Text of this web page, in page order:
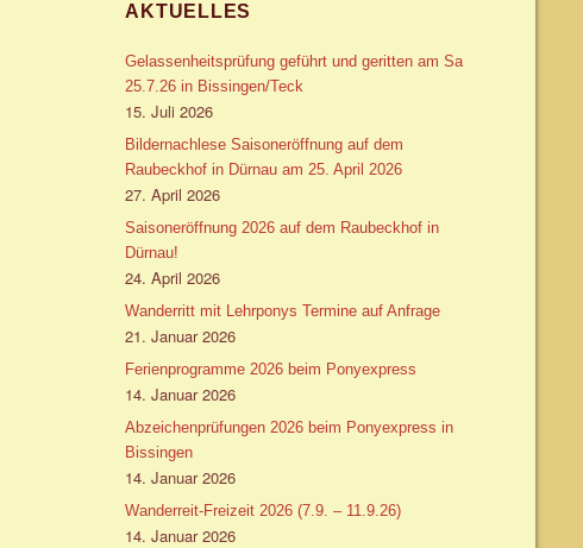
AKTUELLES
Gelassenheitsprüfung geführt und geritten am Sa
25.7.26 in Bissingen/Teck
15. Juli 2026
Bildernachlese Saisoneröffnung auf dem
Raubeckhof in Dürnau am 25. April 2026
27. April 2026
Saisoneröffnung 2026 auf dem Raubeckhof in
Dürnau!
24. April 2026
Wanderritt mit Lehrponys Termine auf Anfrage
21. Januar 2026
Ferienprogramme 2026 beim Ponyexpress
14. Januar 2026
Abzeichenprüfungen 2026 beim Ponyexpress in
Bissingen
14. Januar 2026
Wanderreit-Freizeit 2026 (7.9. – 11.9.26)
14. Januar 2026